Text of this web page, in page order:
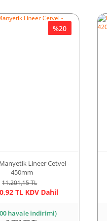
Lineer Cetvel -
450mm
11.201,15 TL
TL KDV Dahil
%20
havale indirimi)